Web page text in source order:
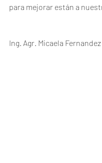
para mejorar están a
Ing. Agr. Micaela